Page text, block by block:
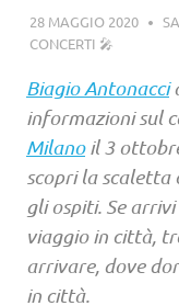
28 MAGGIO 2020
CONCERTI 🎤
Biagio Antonacci
informazioni sul
Milanoil 3
scopri la
gli ospiti. Se
viaggio in città,
arrivare, dove
in città.